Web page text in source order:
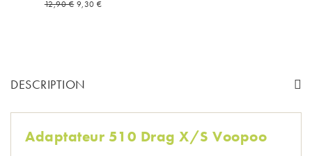
Prix de base
12,90 € Prix
9,30 €
DESCRIPTION
Adaptateur 510 Drag X/S Voopoo